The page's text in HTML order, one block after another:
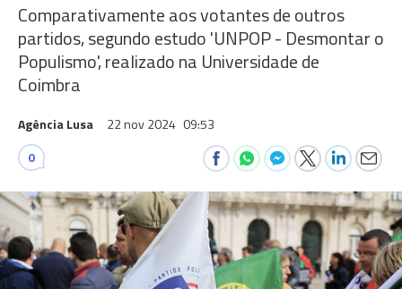
Comparativamente aos votantes de outros
partidos, segundo estudo 'UNPOP - Desmontar o
Populismo', realizado na Universidade de
Coimbra
Agência Lusa 22 nov 2024 09:53
0